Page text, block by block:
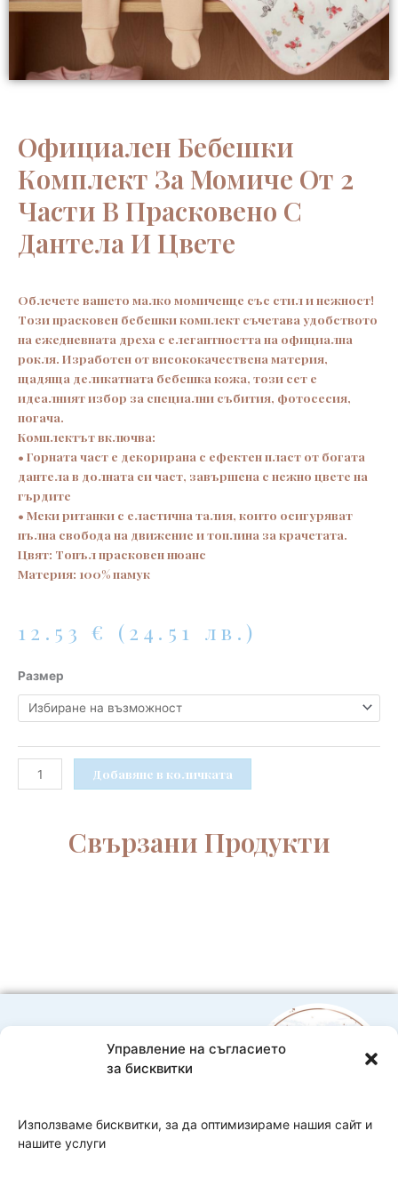
Управление на съгласието
за бисквитки
Използваме бисквитки, за да оптимизираме нашия сайт и
нашите услуги
Официален Бебешки
Комплект За Момиче От 2
Части В Прасковено С
Дантела И Цвете
Облечете вашето малко момиченце със стил и нежност!
Този прасковен бебешки комплект съчетава удобството
на ежедневната дреха с елегантността на официална
рокля. Изработен от висококачествена материя,
щадяща деликатната бебешка кожа, този сет е
идеалният избор за специални събития, фотосесия,
погача.
Комплектът включва:
• Горната част е декорирана с ефектен пласт от богата
дантела в долната си част, завършена с нежно цвете на
гърдите
• Меки ританки с еластична талия, които осигуряват
пълна свобода на движение и топлина за крачетата.
Цвят: Топъл прасковен нюанс
Материя: 100% памук
12.53€ (24.51 лв.)
Размер
количество
за
Официален
комплект
момиче
Добавяне в количката
Свързани Продукти
0888593332
Bebelache@abv.bg